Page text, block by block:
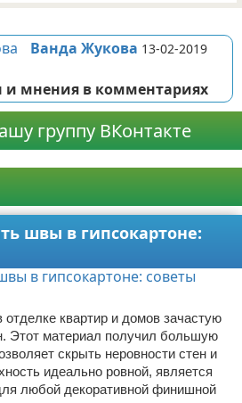
Ванда Жукова 13-02-2019
мнения в комментариях
группу ВКонтакте
швы в гипсокартоне:
квартир и домов зачастую
Этот материал получил большую
скрыть неровности стен и
идеально ровной, является
любой декоративной финишной